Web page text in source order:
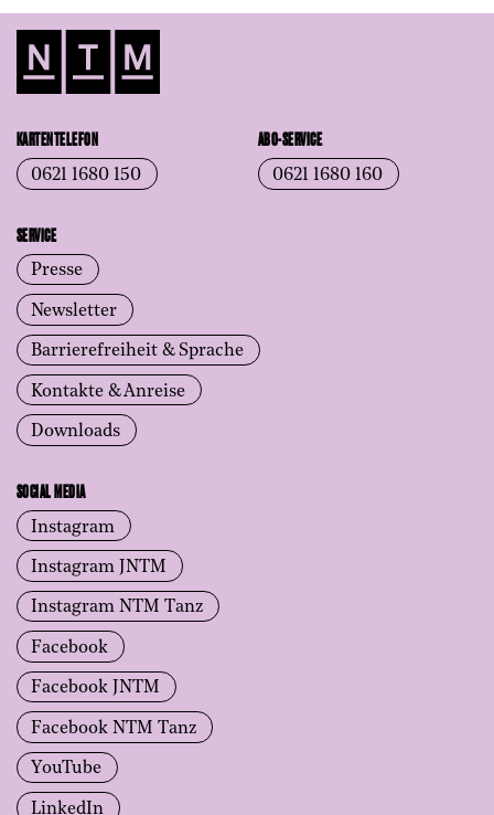
KARTENTELEFON
0621 1680 150
ABO-SERVICE
0621 1680 160
SERVICE
Presse
Newsletter
Barrierefreiheit & Sprache
Kontakte & Anreise
Downloads
SOCIAL MEDIA
Instagram
Instagram JNTM
Instagram NTM Tanz
Facebook
Facebook JNTM
Facebook NTM Tanz
YouTube
LinkedIn